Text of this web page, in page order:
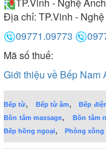
Địa chỉ: TP.Vinh -
09771.09773
Mã số thuế:
Giới thiệu về Bếp
Bếp từ, Bếp từ âm,Bếp
Bồn tắm massage,Bồn tắm
Bếp hồng ngoại, Phòng